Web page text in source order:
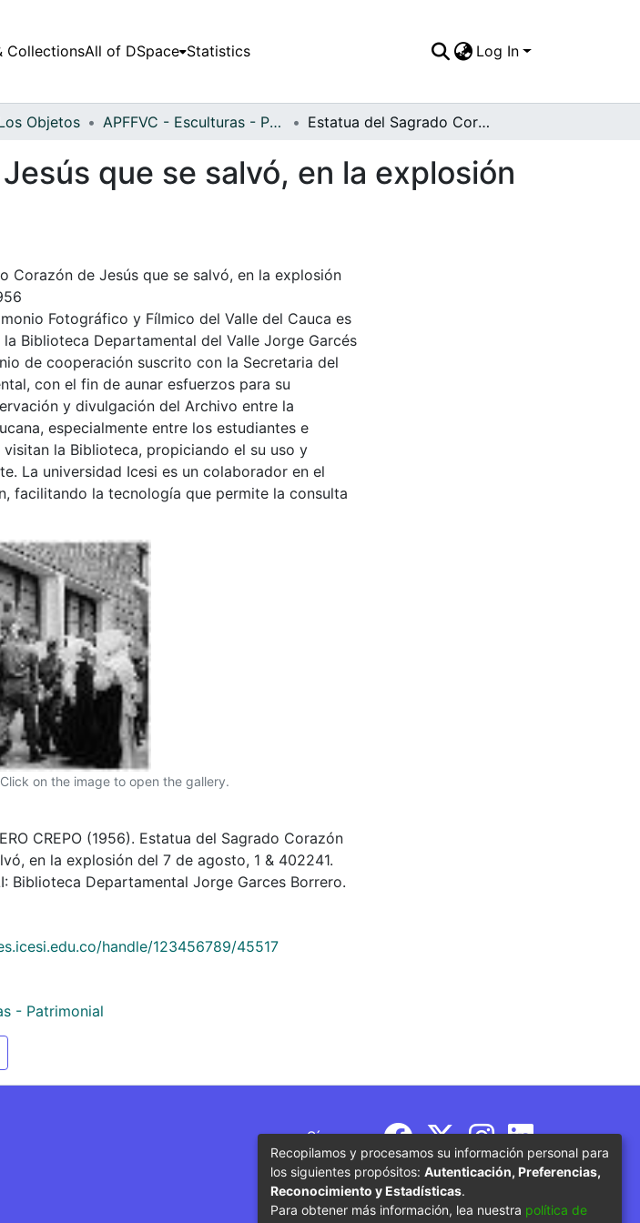
CollectionsAll of DSpace Statistics Log In
Objetos APFFVC - Esculturas - Patrimonial Estatua del Sagrado Corazón de Jesús que se salvó, en la explosión del 7 de agosto, 1
que se salvó, en la explosión
Corazón de Jesús que se salvó, en la explosión
Fotográfico y Fílmico del Valle del Cauca es
Biblioteca Departamental del Valle Jorge Garcés
de cooperación suscrito con la Secretaria del
con el fin de aunar esfuerzos para su
y divulgación del Archivo entre la
especialmente entre los estudiantes e
la Biblioteca, propiciando el su uso y
La universidad Icesi es un colaborador en el
facilitando la tecnología que permite la consulta
Click on the image to open the gallery.
CREPO (1956). Estatua del Sagrado Corazón
en la explosión del 7 de agosto, 1 & 402241.
Biblioteca Departamental Jorge Garces Borrero.
handle/123456789/45517
- Patrimonial
Síguenos
Recopilamos y procesamos su información personal para
los siguientes propósitos: Autenticación, Preferencias,
Reconocimiento y Estadísticas.
Para obtener más información, lea nuestra política de